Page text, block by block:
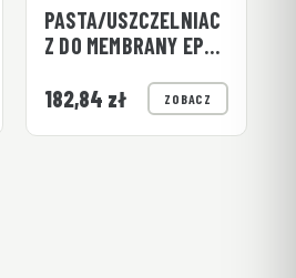
PASTA/USZCZELNIAC
Z DO MEMBRANY EPDM
(KISZKA)
182,84 zł ZOBACZ